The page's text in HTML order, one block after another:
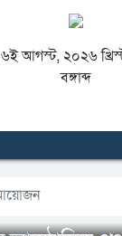
আগস্ট, ২০২৬
বঙ্গাব্দ